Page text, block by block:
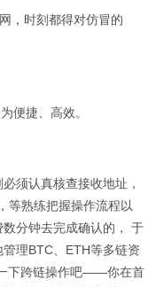
，时刻都得对仿冒的
便捷、高效。
须认真核查接收地址，
等熟练把握操作流程以
分钟去完成确认的， 于
理BTC、ETH等多链资
下跨链操作吧——你在首